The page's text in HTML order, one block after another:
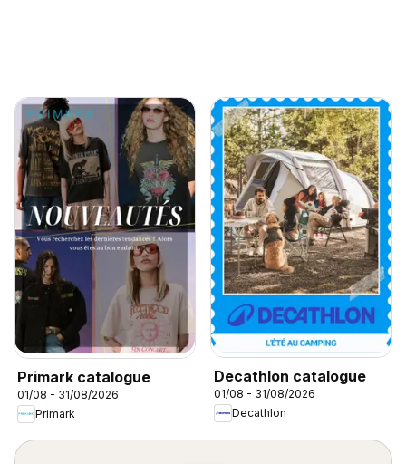
Primark catalogue
01/08 - 31/08/2026
Primark
Decathlon catalogue
01/08 - 31/08/2026
Decathlon